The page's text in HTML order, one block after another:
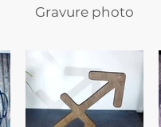
Gravure photo